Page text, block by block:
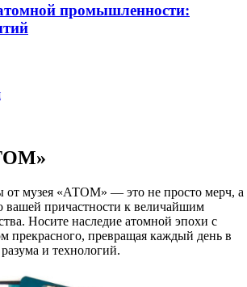
промышленности:
от музея «АТОМ» — это не просто мерч, а
вашей причастности к величайшим
Носите наследие атомной эпохи с
прекрасного, превращая каждый день в
и технологий.